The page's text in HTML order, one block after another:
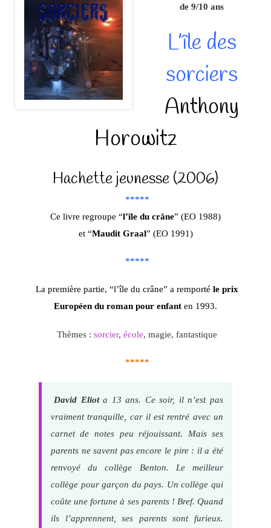
de 9/10 ans
L’île des
sorciers
Anthony
Horowitz
Hachette jeunesse (2006)
*****
Ce livre regroupe “l’île du crâne” (EO 1988)
et “Maudit Graal” (EO 1991)
*****
La première partie, “l’île du crâne” a remporté le prix
Européen du roman pour enfant en 1993.
Thèmes : sorcier, école, magie, fantastique
*****
David Eliota 13 ans. Ce soir, il n’est pas
vraiment tranquille, car il est rentré avec un
carnet de notes peu réjouissant. Mais ses
parents ne savent pas encore le pire : il a été
renvoyé du collège Benton. Le meilleur
collège pour garçon du pays. Un collège qui
coûte une fortune à ses parents ! Bref. Quand
ils l’apprennent, ses parents sont furieux.